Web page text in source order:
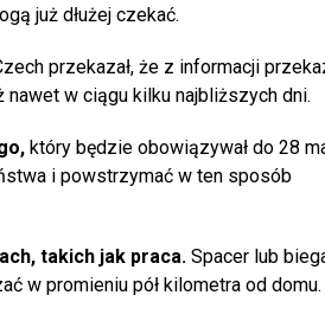
już dłużej czekać.
przekazał, że z informacji
w ciągu kilku najbliższych dni.
który będzie obowiązywał do 28
i powstrzymać w ten sposób
takich jak praca. Spacer lub
w promieniu pół kilometra od